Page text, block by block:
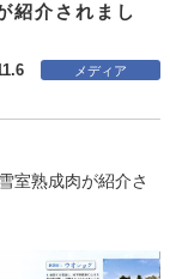
紹介されまし
メディア
室熟成肉が紹介さ